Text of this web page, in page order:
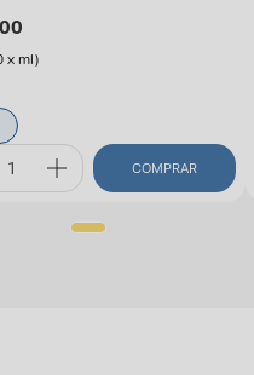
x ml)
COMPRAR